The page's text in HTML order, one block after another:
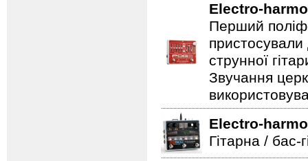
Electro-
Перший
пристосували
струнної
Звучання
Electro-
Гітарна / бас-